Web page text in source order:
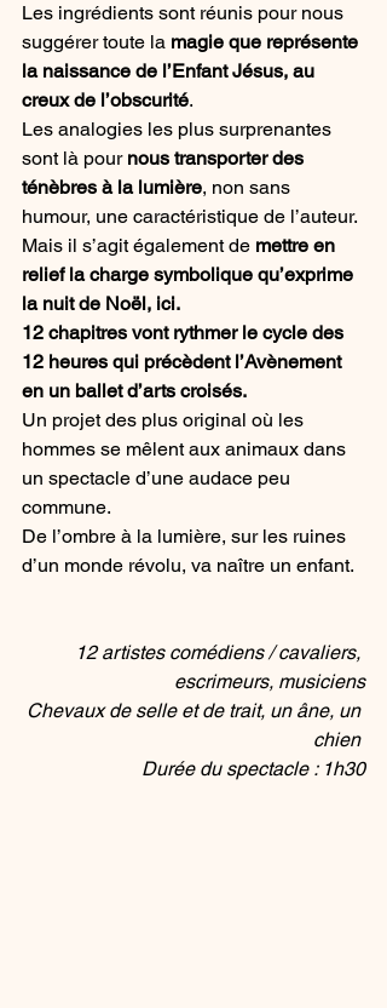
Les ingrédients sont réunis pour nous
suggérer toute la magie que représente
la naissance de l’Enfant Jésus, au
creux de l’obscurité.
Les analogies les plus surprenantes
sont là pour nous transporter des
ténèbres à la lumière, non sans
humour, une caractéristique de l’auteur.
Mais il s’agit également de mettre en
relief la charge symbolique qu’exprime
la nuit de Noël, ici.
12 chapitres vont rythmer le cycle des
12 heures qui précèdent l’Avènement
en un ballet d’arts croisés.
Un projet des plus original où les
hommes se mêlent aux animaux dans
un spectacle d’une audace peu
commune.
De l’ombre à la lumière, sur les ruines
d’un monde révolu, va naître un enfant.
12 artistes comédiens / cavaliers,
escrimeurs, musiciens
Chevaux de selle et de trait, un âne, un
chien
Durée du spectacle : 1h30